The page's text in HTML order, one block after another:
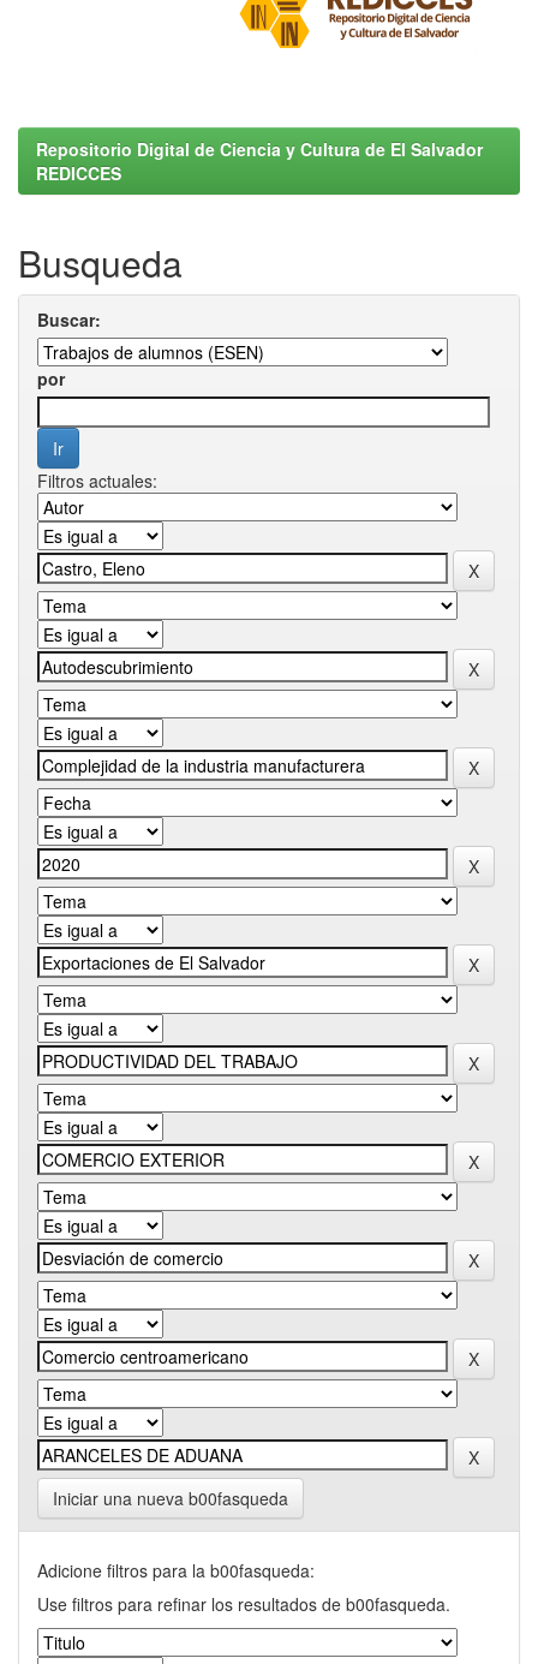
Repositorio Digital de Ciencia y Cultura de El Salvador
REDICCES
Busqueda
Buscar:
por
Filtros actuales:
Iniciar una nueva b00fasqueda
Adicione filtros para la b00fasqueda:
Use filtros para refinar los resultados de b00fasqueda.